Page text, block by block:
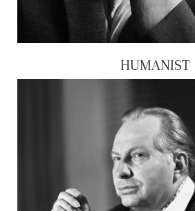
HUMANIST